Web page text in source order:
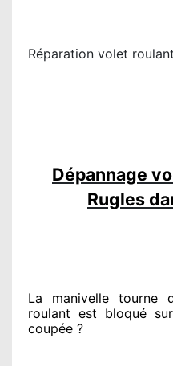
Réparation volet
Dépannage
Rugles
La manivelle
roulant est bloquésur
coupée ?